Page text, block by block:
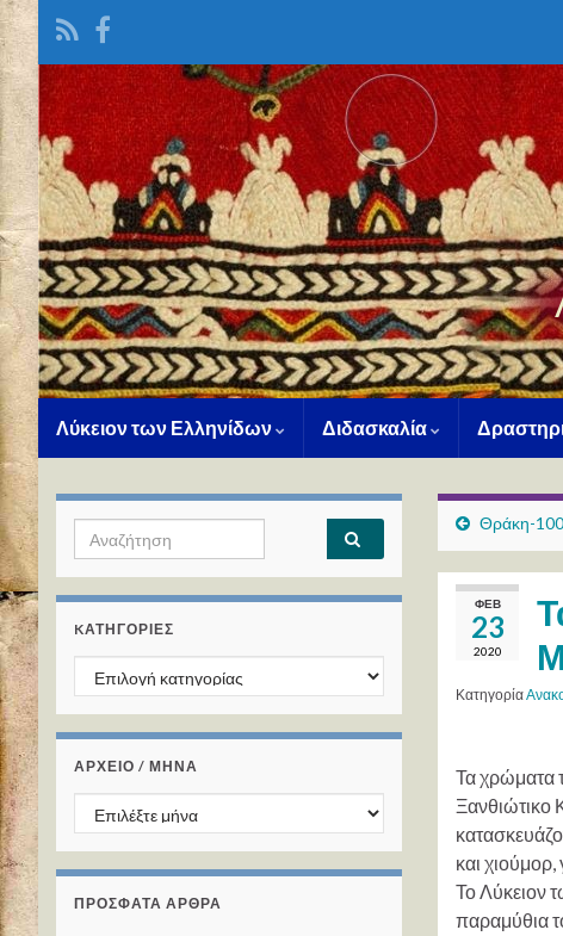
Λύκειον των Ελληνίδων Διδασκαλία
Θράκη-
ΦΕΒ
23
2020
Κατηγορία
Τα χρώματα
Ξανθιώτικο
και
Το Λύκειον
παραμύθια
Search for:
KΑΤΗΓΟΡΊΕΣ
Kατηγορίες
ΑΡΧΕΙΟ / ΜΗΝΑ
ΑΡΧΕΙΟ / ΜΗΝΑ
ΠΡΌΣΦΑΤΑ ΆΡΘΡΑ